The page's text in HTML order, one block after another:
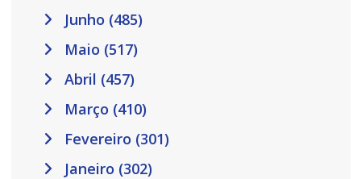
Junho (485)
Maio (517)
Abril (457)
Março (410)
Fevereiro (301)
Janeiro (302)